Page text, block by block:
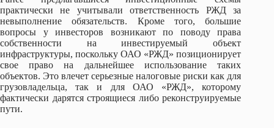
практически не учитывали ответственность РЖД за
невыполнение обязательств. Кроме того, большие
вопросы у инвесторов возникают по поводу права
собственности на инвестируемый объект
инфраструктуры, поскольку ОАО «РЖД» позиционирует
свое право на дальнейшее использование таких
объектов. Это влечет серьезные налоговые риски как для
грузовладельца, так и для ОАО «РЖД», которому
фактически дарятся строящиеся либо реконструируемые
пути.